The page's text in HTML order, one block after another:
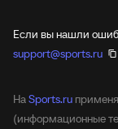
Если вы нашли
support@sports.ru
НаSports.ru
(информационные